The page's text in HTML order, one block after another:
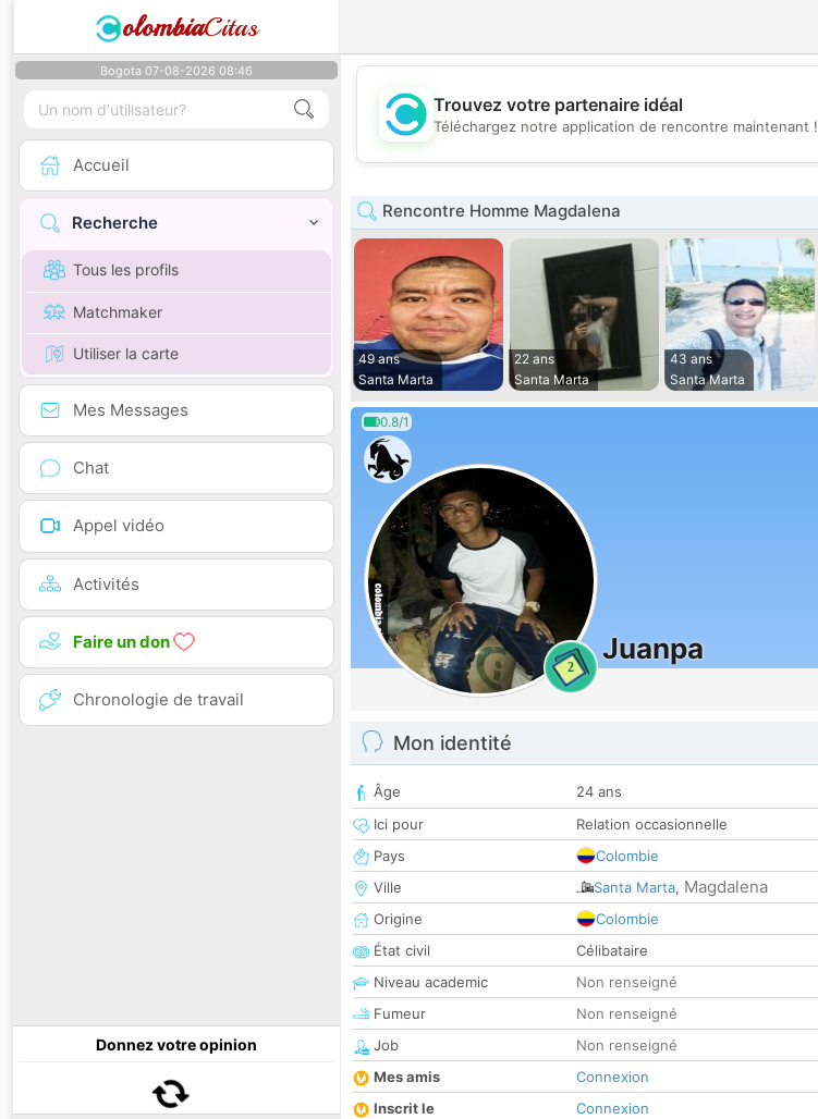
olombiaCitas
Bogota 07-08-2026 08:46
Accueil
Recherche
Tous les profils
Matchmaker
Utiliser la carte
Mes Messages
Chat
Appel vidéo
Activités
Faire un don
Chronologie de travail
Donnez votre opinion
💕
Trouvez votre partenaire idéal
Téléchargez notre application de rencontre maintenant !
Rencontre Homme Magdalena
49 ans
Santa Marta
22 ans
Santa Marta
43 ans
Santa Marta
0.8/1
2
Juanpa
Mon identité
Âge
24 ans
Ici pour
Relation occasionnelle
Pays
Colombie
Ville
Santa Marta, Magdalena
Origine
Colombie
État civil
Célibataire
Niveau academic
Non renseigné
Fumeur
Non renseigné
Job
Non renseigné
Mes amis
Connexion
Inscrit le
Connexion